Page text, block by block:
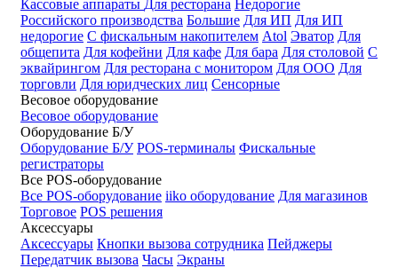
Кассовые аппараты Для ресторана Недорогие
Российского производства Большие Для ИП Для ИП
недорогие С фискальным накопителем Atol Эватор Для
общепита Для кофейни Для кафе Для бара Для столовой С
эквайрингом Для ресторана с монитором Для ООО Для
торговли Для юридческих лиц Сенсорные
Весовое оборудование
Весовое оборудование
Оборудование Б/У
Оборудование Б/У POS-терминалы Фискальные
регистраторы
Все POS-оборудование
Все POS-оборудование iiko оборудование Для магазинов
Торговое POS решения
Аксессуары
Аксессуары Кнопки вызова сотрудника Пейджеры
Передатчик вызова Часы Экраны